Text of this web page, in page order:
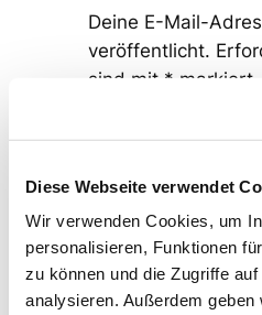
Diese Webseite verwendet
Wir verwenden Cookies, um
personalisieren, Funktionen
zu können und die Zugriffe
analysieren. Außerdem
Deine E-Mail-
veröffentlicht.
sind mit * markiert